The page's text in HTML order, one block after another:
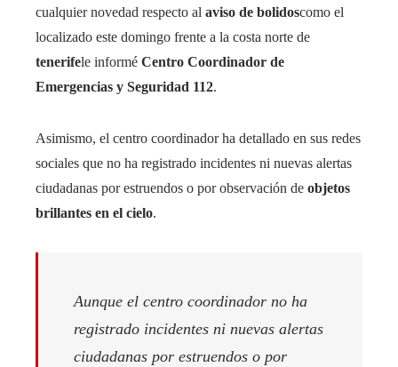
cualquier novedad respecto al aviso de bolidoscomo el
localizado este domingo frente a la costa norte de
tenerifele informé Centro Coordinador de
Emergencias y Seguridad 112.
Asimismo, el centro coordinador ha detallado en sus redes
sociales que no ha registrado incidentes ni nuevas alertas
ciudadanas por estruendos o por observación de objetos
brillantes en el cielo.
Aunque el centro coordinador no ha
registrado incidentes ni nuevas alertas
ciudadanas por estruendos o por